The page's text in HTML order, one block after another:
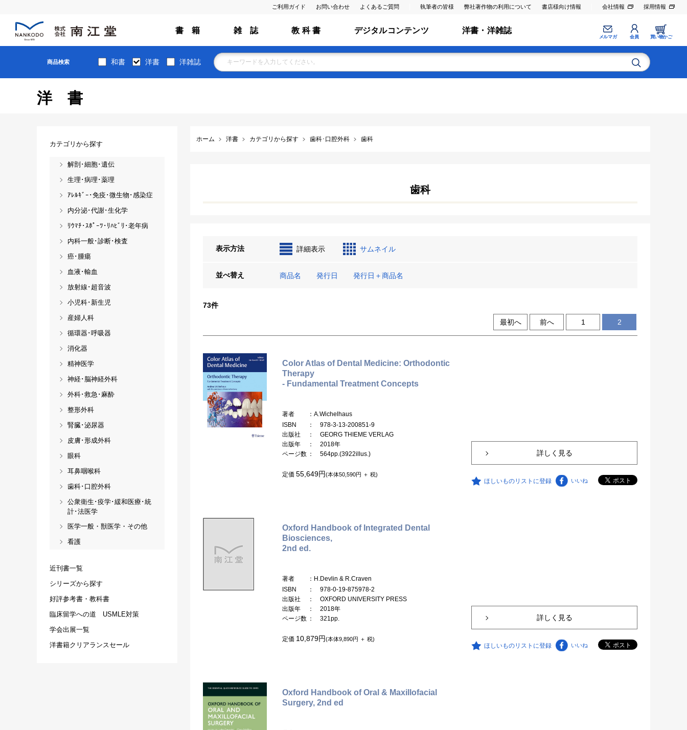
ご利用ガイド お問い合わせ よくあるご質問 執筆者の皆様 弊社著作物の利用について 書店様向け情報 会社情報 採用情報
書 籍 雑 誌 教 科 書 デジタルコンテンツ 洋書・洋雑誌
メルマガ 会員 買い物かご
商品検索 和書 洋書 洋雑誌
洋書
ホーム 洋書 カテゴリから探す 歯科･口腔外科 歯科
歯科
表示方法 詳細表示 サムネイル
並べ替え 商品名 発行日 発行日＋商品名
73件
最初へ 前へ 1 2
Color Atlas of Dental Medicine: Orthodontic
Therapy
- Fundamental Treatment Concepts
著者
：A.Wichelhaus
ISBN
： 978-3-13-200851-9
出版社
： GEORG THIEME VERLAG
出版年
： 2018年
ページ数 ： 564pp.(3922illus.)
定価 55,649円(本体50,590円 ＋ 税)
詳しく見る
ほしいものリストに登録 いいね
Oxford Handbook of Integrated Dental
Biosciences,
2nd ed.
著者
：H.Devlin & R.Craven
ISBN
： 978-0-19-875978-2
出版社
： OXFORD UNIVERSITY PRESS
出版年
： 2018年
ページ数 ： 321pp.
定価 10,879円(本体9,890円 ＋ 税)
詳しく見る
ほしいものリストに登録 いいね
Oxford Handbook of Oral & Maxillofacial
Surgery, 2nd ed
カテゴリから探す
解剖･細胞･遺伝
生理･病理･薬理
ｱﾚﾙｷﾞｰ･免疫･微生物･感染症
内分泌･代謝･生化学
ﾘｳﾏﾁ･ｽﾎﾟｰﾂ･ﾘﾊﾋﾞﾘ･老年病
内科一般･診断･検査
癌･腫瘍
血液･輸血
放射線･超音波
小児科･新生児
産婦人科
循環器･呼吸器
消化器
精神医学
神経･脳神経外科
外科･救急･麻酔
整形外科
腎臓･泌尿器
皮膚･形成外科
眼科
耳鼻咽喉科
歯科･口腔外科
公衆衛生･疫学･緩和医療･統
計･法医学
医学一般・獣医学・その他
看護
近刊書一覧
シリーズから探す
好評参考書・教科書
臨床留学への道 USMLE対策
学会出展一覧
洋書籍クリアランスセール